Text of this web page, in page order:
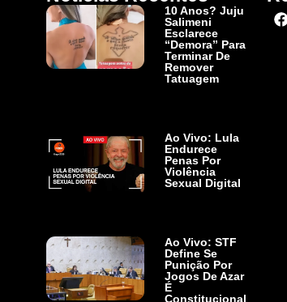
10 Anos? Juju
Salimeni
Esclarece
“demora” Para
Terminar De
Remover
Tatuagem
Ao Vivo: Lula
Endurece
Penas Por
Violência
Sexual Digital
Ao Vivo: STF
Define Se
Punição Por
Jogos De Azar
É
Constitucional